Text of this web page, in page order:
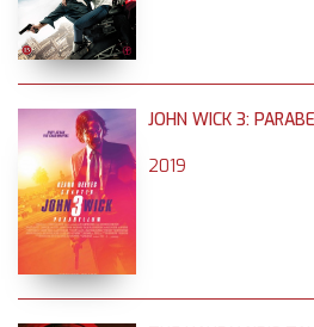
JOHN WICK 3:
2019